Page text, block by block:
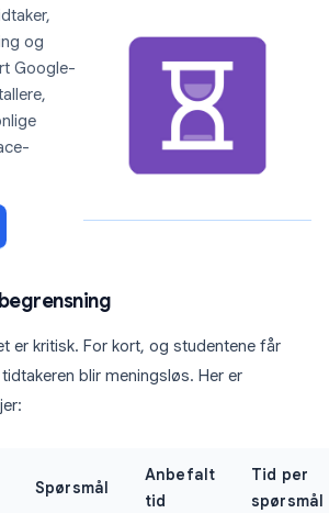
og
Google-
er kritisk. For kort, og studentene får
blir meningsløs. Her er
Spørsmål
Anbefalt
tid
Tid per
spørsmål